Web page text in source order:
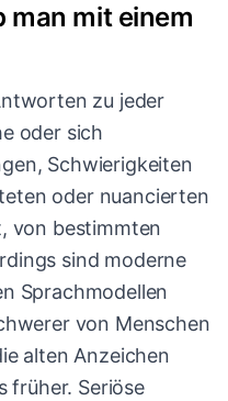
man mit einem
zu jeder
oder sich
Schwierigkeiten
oder nuancierten
von bestimmten
sind moderne
Sprachmodellen
von Menschen
alten Anzeichen
früher. Seriöse